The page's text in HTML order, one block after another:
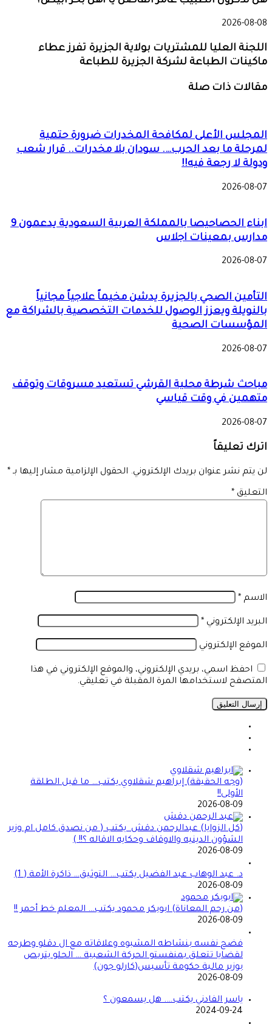
2026-08-08
اللجنة العليا للمشتريات بولاية الجزيرة تفرز عطاء
ماكينات الطباعة لشركة الجزيرة للطباعة
مقالات ذات صلة
المجلس الأعلى لمكافحة المخدرات ضرورة حتمية
لمرحلة ما بعد الحرب…. سودان بلا مخدرات.. قرار شعب
ودولة لا رجعة فيه!!
2026-08-07
ابناء الحصاحيصا بالمملكة العربية السعودية يدعمون 9
مدارس بمعينات اجلاس
2026-08-07
التأمين الصحي بالجزيرة يدشن مخيماً علاجياً مجانياً
بالنويلة ويعزز الوصول للخدمات التخصصية بالشراكة مع
المؤسسات الصحية
2026-08-07
مباحث شرطة محلية القرشي تستعيد مسروقات وتوقف
متهمين في وقت قياسي
2026-08-07
اترك تعليقاً
لن يتم نشر عنوان بريدك الإلكتروني. الحقول الإلزامية مشار إليها بـ *
التعليق *
الاسم *
البريد الإلكتروني *
الموقع الإلكتروني
احفظ اسمي، بريدي الإلكتروني، والموقع الإلكتروني في هذا
المتصفح لاستخدامها المرة المقبلة في تعليقي.
(وجه الحقيقة) إبراهيم شقلاوي يكتب… ما قبل الطلقة
الأولى!!
2026-08-09
(كل الزوايا) عبدالرحمن دقش يكتب ( من نصدق كامل ام وزير
الشؤون الدينيه والاوقاف وحكايه الاقاله ؟!! )
2026-08-09
د. عبد الوهاب عبد الفضيل يكتب… التوثيق… ذاكرة الأمة ( 1)
2026-08-09
(من رحم المعاناة) ابوبكر محمود يكتب… المعلم خط أحمر !!
2026-08-09
فضح نفسه بنشاطه المشبوه وعلاقاته مع ال دقلو وطرحه
لقضايا تتعلق بمنفستو الحركة الشعبية … الحلو يتربص
بوزير مالية حكومة تأسيس(كارلو جون)
2026-08-09
ياسر الفادني يكتب…. هل يسمعون ؟
2024-09-24